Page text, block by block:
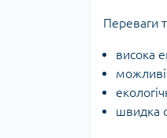
Переваги
висока
швидка